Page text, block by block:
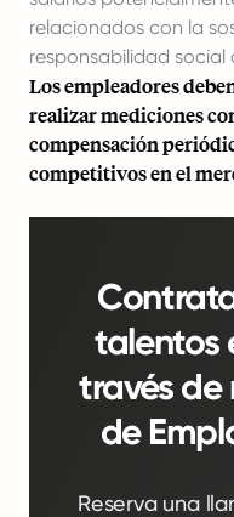
relacionados con la
responsabilidad social
Los empleadores
realizar mediciones
compensación
competitivos en el
talentos
través de
de
Reserva una